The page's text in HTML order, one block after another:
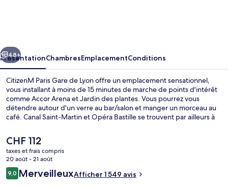
Lyon
Suivant
48+
PrésentationChambresEmplacementConditions
CitizenM Paris Gare de Lyon offre un emplacement sensationnel,
vous installant à moins de 15 minutes de marche de points d'intérêt
comme Accor Arena et Jardin des plantes. Vous pourrez vous
détendre autour d'un verre au bar/salon et manger un morceau au
café. Canal Saint-Martin et Opéra Bastille se trouvent par ailleurs à
d'éloges en ce qui concerne le personnel attentionné et
l'emplacement. Les transports publics se situent à une courte
distance à pied : Station de métro Quai de la Rapée est à 7 min et
Station de métro Gare d'Austerlitz, à 9 min.
Le
prix
actuel
est
de
CHF 112
taxes et frais compris
20 août - 21 août
Avis
voyageurs
9,09,0 sur 10
MerveilleuxAfficher 1 549 avis